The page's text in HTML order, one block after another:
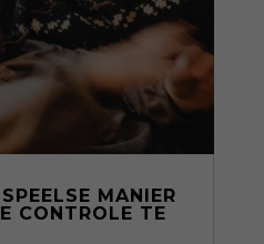
MANIER
CONTROLE TE